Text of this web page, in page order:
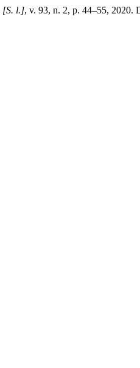
[S. l.], v. 93, n. 2, p. 44–55,